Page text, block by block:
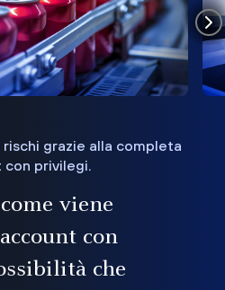
grazie alla completa
privilegi.
viene
con
che